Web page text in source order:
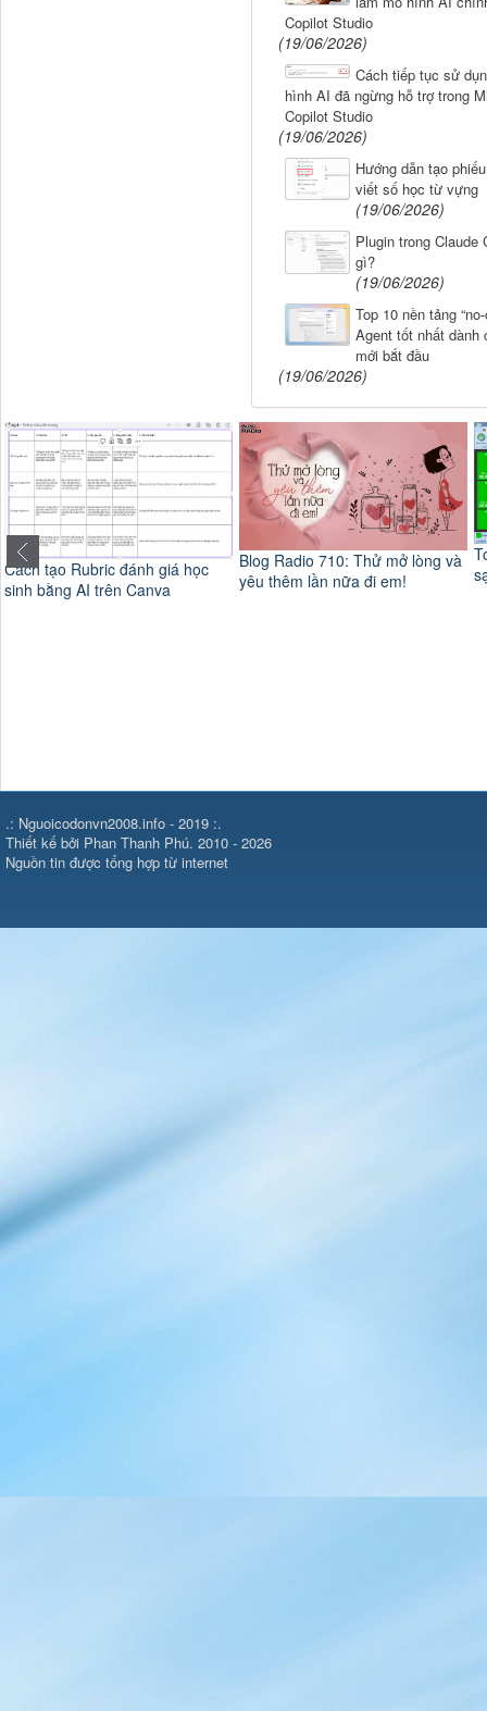
Copilot Studio
(19/06/2026)
Cách tiếp tục sử
hình AI đã ngừng hỗ trợ trong
Copilot Studio
(19/06/2026)
Hướng dẫn tạo
viết số học từ vựng
(19/06/2026)
Plugin trong Claude
gì?
(19/06/2026)
Top 10 nền tảng
Agent tốt nhất dành
mới bắt đầu
(19/06/2026)
Blog Radio 710: Thử mở lòng và
yêu thêm lần nữa đi em!
Top 5 phần mềm quản lý khách
sạn tốt nhất hiện nay
.: Nguoicodonvn2008.info - 2019 :.
Thiết kế bởi Phan Thanh Phú. 2010 - 2026
Nguồn tin được tổng hợp từ internet